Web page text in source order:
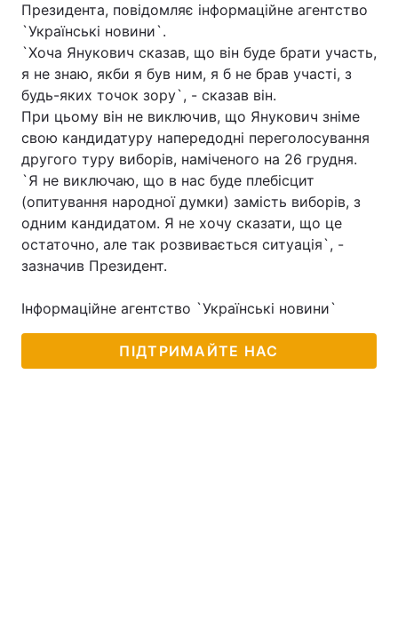
Головна Війна
Україна Політика
Президента, повідомляє інформаційне агентство
`Українські новини`.
`Хоча Янукович сказав, що він буде брати участь,
я не знаю, якби я був ним, я б не брав участі, з
будь-яких точок зору`, - сказав він.
При цьому він не виключив, що Янукович зніме
свою кандидатуру напередодні переголосування
другого туру виборів, наміченого на 26 грудня.
`Я не виключаю, що в нас буде плебісцит
(опитування народної думки) замість виборів, з
одним кандидатом. Я не хочу сказати, що це
остаточно, але так розвивається ситуація`, -
зазначив Президент.
Інформаційне агентство `Українські новини`
ПІДТРИМАЙТЕ НАС